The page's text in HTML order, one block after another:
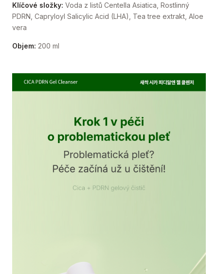
Klíčové složky: Voda z listů Centella Asiatica, Rostlinný
PDRN, Capryloyl Salicylic Acid (LHA), Tea tree extrakt, Aloe
vera
Objem: 200 ml